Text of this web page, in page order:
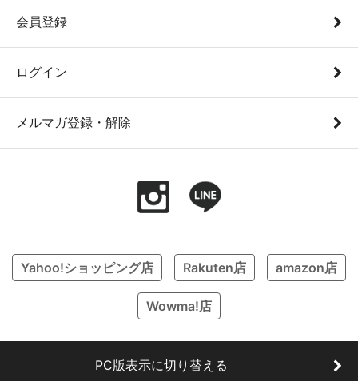
会員登録
ログイン
メルマガ登録・解除
Yahoo!ショッピング店 Rakuten店 amazon店
Wowma!店
PC版表示に切り替える